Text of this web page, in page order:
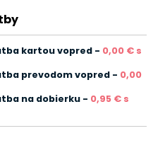
kartou vopred - 0,00 € s
prevodom vopred - 0,00
na dobierku - 0,95 € s